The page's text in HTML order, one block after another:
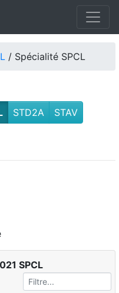
/ Spécialité SPCL
STD2A
STAV
SPCL